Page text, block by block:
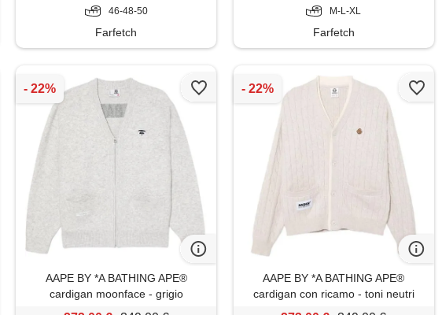
46-48-50
Farfetch
M-L-XL
Farfetch
AAPE BY *A BATHING APE®
cardigan moonface - grigio
AAPE BY *A BATHING APE®
cardigan con ricamo - toni neutri